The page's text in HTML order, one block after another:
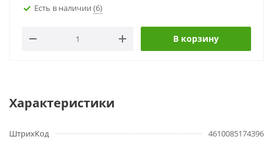
Есть в наличии (6)
В корзину
Характеристики
ШтрихКод
4610085174396